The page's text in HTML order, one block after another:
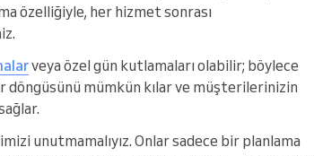
özelliğiyle, her hizmet sonrası
veya özel gün kutlamaları olabilir; böylece
döngüsünü mümkün kılar ve müşterilerinizin
unutmamalıyız. Onlar sadece bir planlama